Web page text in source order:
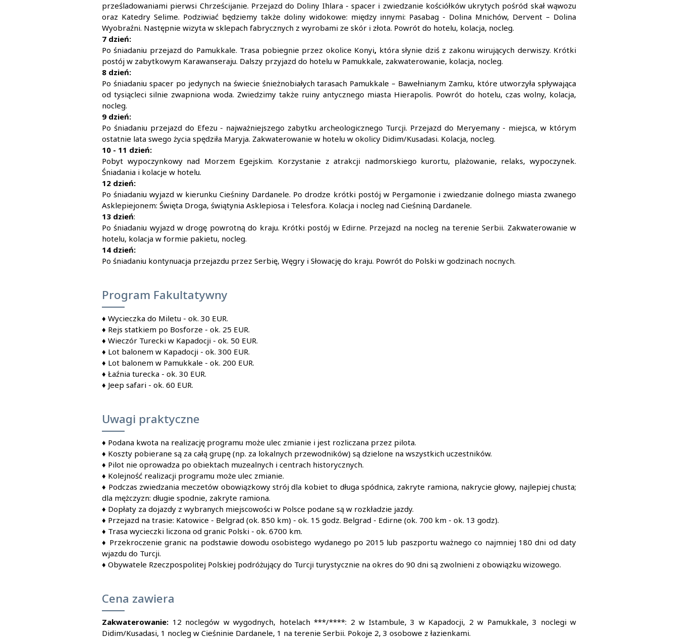
prześladowaniami pierwsi Chrześcijanie. Przejazd do Doliny Ihlara - spacer i zwiedzanie kościółków ukrytych pośród skał wąwozu
oraz Katedry Selime. Podziwiać będziemy także doliny widokowe: między innymi: Pasabag - Dolina Mnichów, Dervent – Dolina
Wyobraźni. Następnie wizyta w sklepach fabrycznych z wyrobami ze skór i złota. Powrót do hotelu, kolacja, nocleg.
7 dzień:
Po śniadaniu przejazd do Pamukkale. Trasa pobiegnie przez okolice Konyi, która słynie dziś z zakonu wirujących derwiszy. Krótki
postój w zabytkowym Karawanseraju. Dalszy przyjazd do hotelu w Pamukkale, zakwaterowanie, kolacja, nocleg.
8 dzień:
Po śniadaniu spacer po jedynych na świecie śnieżnobiałych tarasach Pamukkale – Bawełnianym Zamku, które utworzyła spływająca
od tysiącleci silnie zwapniona woda. Zwiedzimy także ruiny antycznego miasta Hierapolis. Powrót do hotelu, czas wolny, kolacja,
nocleg.
9 dzień:
Po śniadaniu przejazd do Efezu - najważniejszego zabytku archeologicznego Turcji. Przejazd do Meryemany - miejsca, w którym
ostatnie lata swego życia spędziła Maryja. Zakwaterowanie w hotelu w okolicy Didim/Kusadasi. Kolacja, nocleg.
10 - 11 dzień:
Pobyt wypoczynkowy nad Morzem Egejskim. Korzystanie z atrakcji nadmorskiego kurortu, plażowanie, relaks, wypoczynek.
Śniadania i kolacje w hotelu.
12 dzień:
Po śniadaniu wyjazd w kierunku Cieśniny Dardanele. Po drodze krótki postój w Pergamonie i zwiedzanie dolnego miasta zwanego
Asklepiejonem: Święta Droga, świątynia Asklepiosa i Telesfora. Kolacja i nocleg nad Cieśniną Dardanele.
13 dzień:
Po śniadaniu wyjazd w drogę powrotną do kraju. Krótki postój w Edirne. Przejazd na nocleg na terenie Serbii. Zakwaterowanie w
hotelu, kolacja w formie pakietu, nocleg.
14 dzień:
Po śniadaniu kontynuacja przejazdu przez Serbię, Węgry i Słowację do kraju. Powrót do Polski w godzinach nocnych.
Program Fakultatywny
♦ Wycieczka do Miletu - ok. 30 EUR.
♦ Rejs statkiem po Bosforze - ok. 25 EUR.
♦ Wieczór Turecki w Kapadocji - ok. 50 EUR.
♦ Lot balonem w Kapadocji - ok. 300 EUR.
♦ Lot balonem w Pamukkale - ok. 200 EUR.
♦ Łaźnia turecka - ok. 30 EUR.
♦ Jeep safari - ok. 60 EUR.
Uwagi praktyczne
♦ Podana kwota na realizację programu może ulec zmianie i jest rozliczana przez pilota.
♦ Koszty pobierane są za całą grupę (np. za lokalnych przewodników) są dzielone na wszystkich uczestników.
♦ Pilot nie oprowadza po obiektach muzealnych i centrach historycznych.
♦ Kolejność realizacji programu może ulec zmianie.
♦ Podczas zwiedzania meczetów obowiązkowy strój dla kobiet to długa spódnica, zakryte ramiona, nakrycie głowy, najlepiej chusta;
dla mężczyzn: długie spodnie, zakryte ramiona.
♦ Dopłaty za dojazdy z wybranych miejscowości w Polsce podane są w rozkładzie jazdy.
♦ Przejazd na trasie: Katowice - Belgrad (ok. 850 km) - ok. 15 godz. Belgrad - Edirne (ok. 700 km - ok. 13 godz).
♦ Trasa wycieczki liczona od granic Polski - ok. 6700 km.
♦ Przekroczenie granic na podstawie dowodu osobistego wydanego po 2015 lub paszportu ważnego co najmniej 180 dni od daty
wjazdu do Turcji.
♦ Obywatele Rzeczpospolitej Polskiej podróżujący do Turcji turystycznie na okres do 90 dni są zwolnieni z obowiązku wizowego.
Cena zawiera
Zakwaterowanie: 12 noclegów w wygodnych, hotelach ***/****: 2 w Istambule, 3 w Kapadocji, 2 w Pamukkale, 3 noclegi w
Didim/Kusadasi, 1 nocleg w Cieśninie Dardanele, 1 na terenie Serbii. Pokoje 2, 3 osobowe z łazienkami.